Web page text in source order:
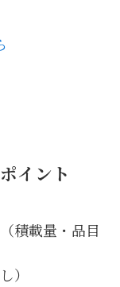
イント
（積載量・品目
）